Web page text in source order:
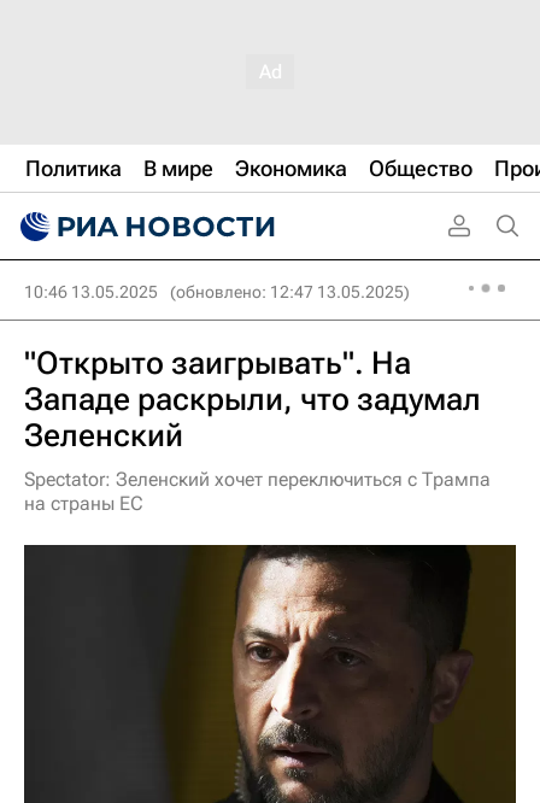
Политика В мире Экономика Общество
10:46 13.05.2025 (обновлено: 12:47 13.05.2025)
"Открыто заигрывать". На
Западе раскрыли, что задумал
Зеленский
Spectator: Зеленский хочет переключиться с Трампа
на страны ЕС